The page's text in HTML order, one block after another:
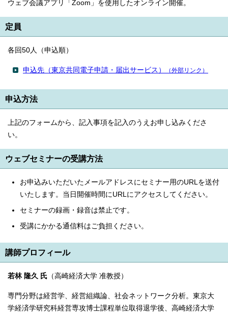
ウェブ会議アプリ「Zoom」を使用したオンライン開催。
定員
各回50人（申込順）
申込先（東京共同電子申請・届出サービス） （外部リンク）
申込方法
上記のフォームから、記入事項を記入のうえお申し込みくださ
い。
ウェブセミナーの受講方法
お申込みいただいたメールアドレスにセミナー用のURLを送付
いたします。当日開催時間にURLにアクセスしてください。
セミナーの録画・録音は禁止です。
受講にかかる通信料はご負担ください。
講師プロフィール
若林 隆久 氏 （高崎経済大学 准教授）
専門分野は経営学、経営組織論、社会ネットワーク分析。東京大
学経済学研究科経営専攻博士課程単位取得退学後、高崎経済大学